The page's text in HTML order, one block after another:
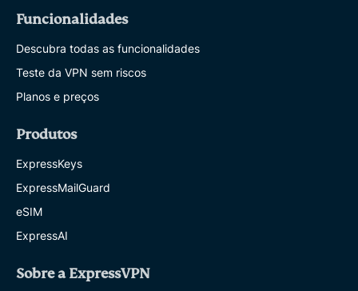
Funcionalidades
Descubra todas as funcionalidades
Teste da VPN sem riscos
Planos e preços
Produtos
ExpressKeys
ExpressMailGuard
eSIM
ExpressAI
Sobre a ExpressVPN